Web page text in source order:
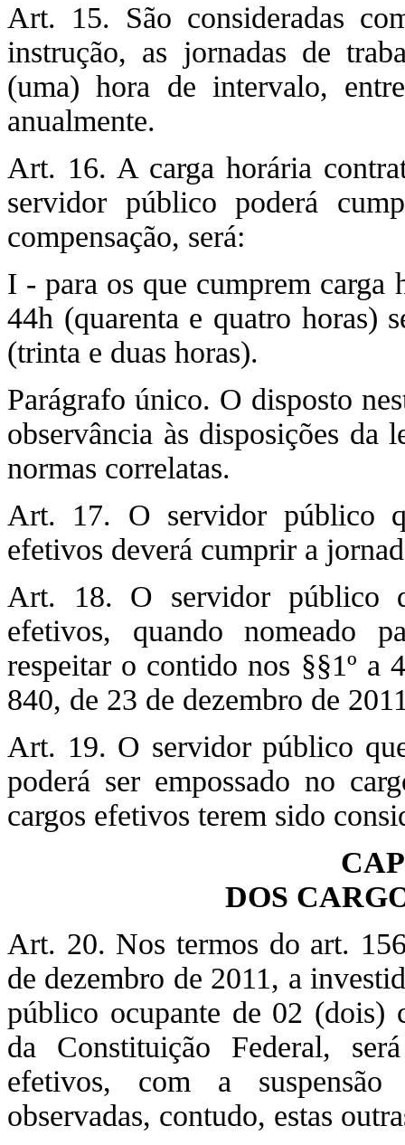
Art. 15. São consideradas
instrução, as jornadas de
(uma) hora de intervalo,
anualmente.
Art. 16. A carga horária
servidor público poderá
compensação, será:
I - para os que cumprem carga
44h (quarenta e quatro horas)
(trinta e duas horas).
Parágrafo único. O disposto
observância às disposições da
normas correlatas.
Art. 17. O servidor público
efetivos deverá cumprir a
Art. 18. O servidor público
efetivos, quando nomeado
respeitar o contido nos §§1º a
840, de 23 de dezembro de
Art. 19. O servidor público
poderá ser empossado no
cargos efetivos terem sido
DOS
Art. 20. Nos termos do art.
de dezembro de 2011, a
público ocupante de 02 (dois)
da Constituição Federal,
efetivos, com a suspensão
observadas, contudo, estas